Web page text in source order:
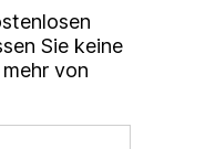
Sie keine
von